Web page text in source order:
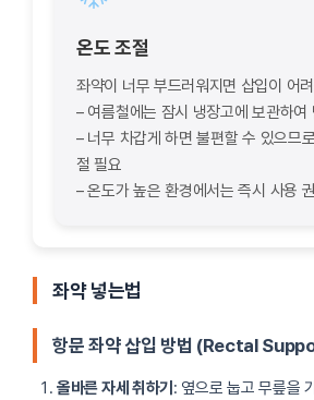
온도 조절
좌약이 너무 부드러워지면 삽입이 어
– 여름철에는 잠시 냉장고에 보관하여
– 너무 차갑게 하면 불편할 수 있으므
절 필요
– 온도가 높은 환경에서는 즉시 사용
좌약 넣는법
항문 좌약 삽입 방법 (Rectal
올바른 자세 취하기 : 옆으로 눕고 무릎을